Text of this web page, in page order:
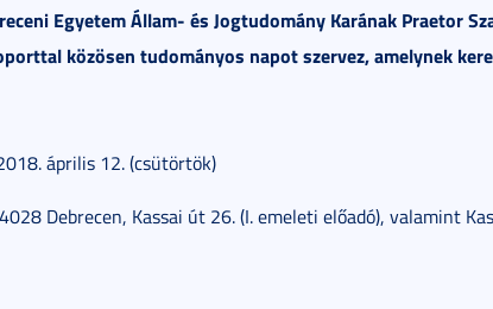
Egyetem Állam- és Jogtudomány Karának Praetor
közösen tudományos napot szervez, amelynek
április 12. (csütörtök)
Debrecen, Kassai út 26. (I. emeleti előadó), valamint